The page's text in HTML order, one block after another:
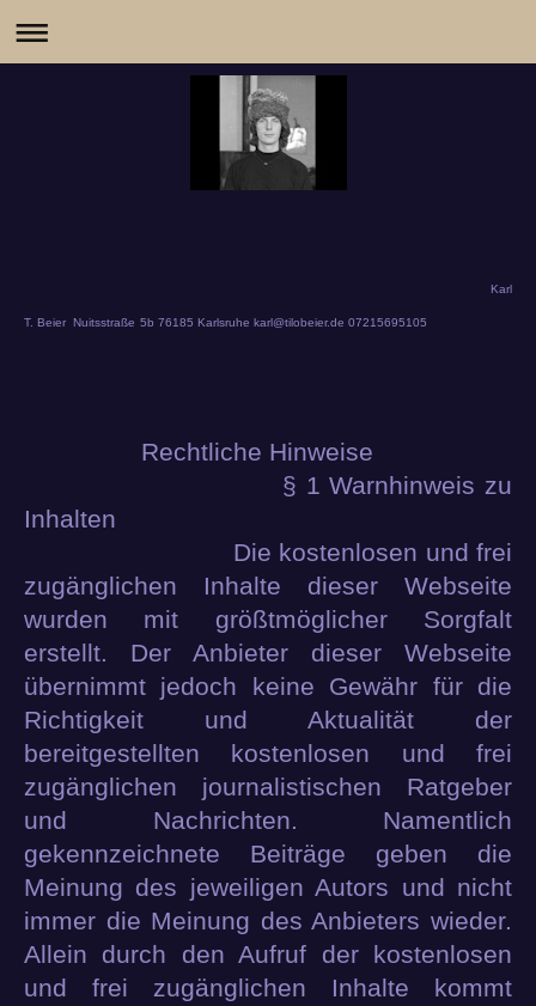
Karl
T. Beier Nuitsstraße 5b 76185 Karlsruhe karl@tilobeier.de 07215695105
Rechtliche Hinweise
§ 1 Warnhinweis zu
Inhalten
Die kostenlosen und frei
zugänglichen Inhalte dieser Webseite
wurden mit größtmöglicher Sorgfalt
erstellt. Der Anbieter dieser Webseite
übernimmt jedoch keine Gewähr für die
Richtigkeit und Aktualität der
bereitgestellten kostenlosen und frei
zugänglichen journalistischen Ratgeber
und Nachrichten. Namentlich
gekennzeichnete Beiträge geben die
Meinung des jeweiligen Autors und nicht
immer die Meinung des Anbieters wieder.
Allein durch den Aufruf der kostenlosen
und frei zugänglichen Inhalte kommt